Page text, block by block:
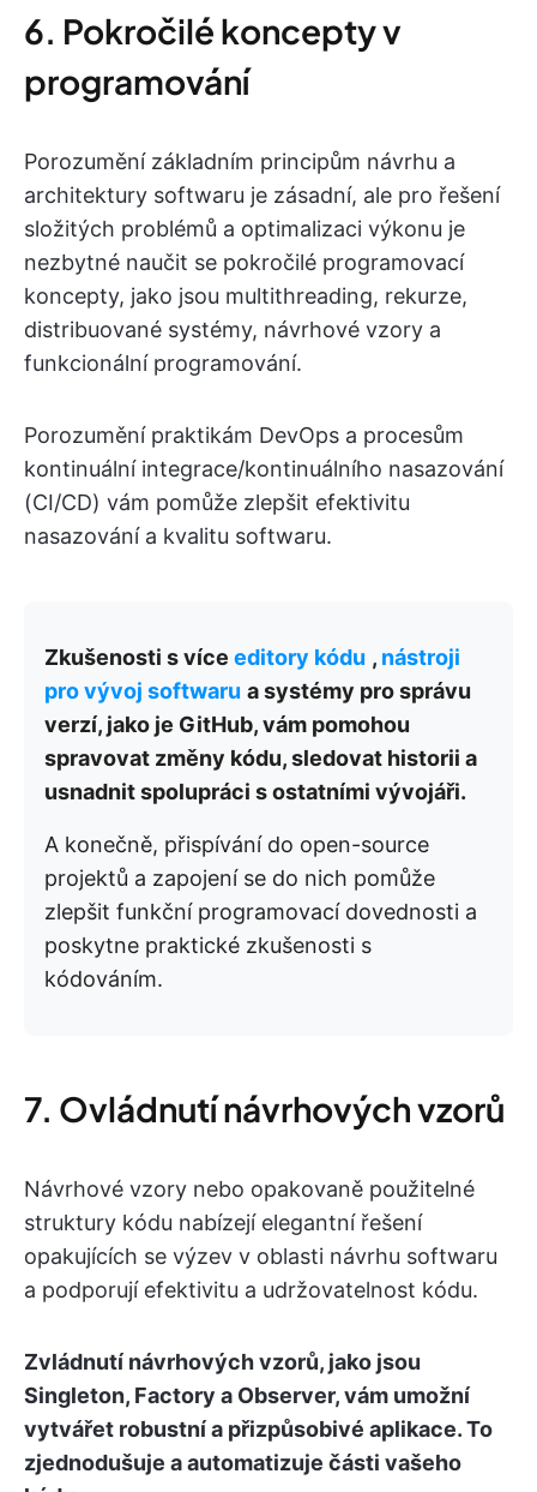
6. Pokročilé koncepty v
programování
Porozumění základním principům návrhu a
architektury softwaru je zásadní, ale pro řešení
složitých problémů a optimalizaci výkonu je
nezbytné naučit se pokročilé programovací
koncepty, jako jsou multithreading, rekurze,
distribuované systémy, návrhové vzory a
funkcionální programování.
Porozumění praktikám DevOps a procesům
kontinuální integrace/kontinuálního nasazování
(CI/CD) vám pomůže zlepšit efektivitu
nasazování a kvalitu softwaru.
Zkušenosti s více editory kódu , nástroji
pro vývoj softwaru a systémy pro správu
verzí, jako je GitHub, vám pomohou
spravovat změny kódu, sledovat historii a
usnadnit spolupráci s ostatními vývojáři.
A konečně, přispívání do open-source
projektů a zapojení se do nich pomůže
zlepšit funkční programovací dovednosti a
poskytne praktické zkušenosti s
kódováním.
7. Ovládnutí návrhových vzorů
Návrhové vzory nebo opakovaně použitelné
struktury kódu nabízejí elegantní řešení
opakujících se výzev v oblasti návrhu softwaru
a podporují efektivitu a udržovatelnost kódu.
Zvládnutí návrhových vzorů, jako jsou
Singleton, Factory a Observer, vám umožní
vytvářet robustní a přizpůsobivé aplikace. To
zjednodušuje a automatizuje části vašeho